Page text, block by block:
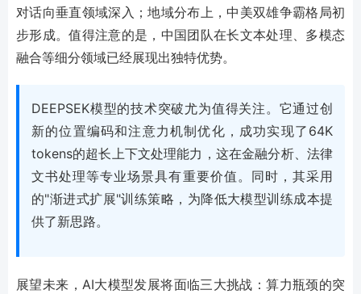
对话向垂直领域深入；地域分布上，中美双雄争霸格局初
步形成。值得注意的是，中国团队在长文本处理、多模态
融合等细分领域已经展现出独特优势。
DEEPSEK模型的技术突破尤为值得关注。它通过创
新的位置编码和注意力机制优化，成功实现了64K
tokens的超长上下文处理能力，这在金融分析、法律
文书处理等专业场景具有重要价值。同时，其采用
的"渐进式扩展"训练策略，为降低大模型训练成本提
供了新思路。
展望未来，AI大模型发展将面临三大挑战：算力瓶颈的突